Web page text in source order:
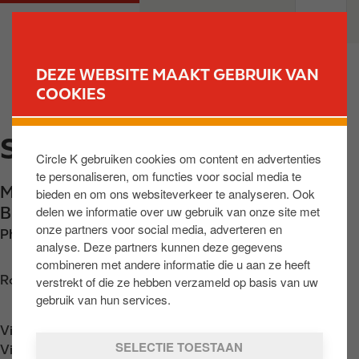
DEZE WEBSITE MAAKT GEBRUIK VAN
COOKIES
Circle K gebruiken cookies om content en advertenties
te personaliseren, om functies voor social media te
bieden en om ons websiteverkeer te analyseren. Ook
delen we informatie over uw gebruik van onze site met
onze partners voor social media, adverteren en
analyse. Deze partners kunnen deze gegevens
combineren met andere informatie die u aan ze heeft
verstrekt of die ze hebben verzameld op basis van uw
gebruik van hun services.
SELECTIE TOESTAAN
a
n
e
n
n
a
r
i
n
M
v
SCHERPENHEUVEL
Mannenberg 190,Scherpenheuvel,BE-3272
BE
Phone: +3213772101
Routebeschrijving opvragen
Vind ons op
Vind ons op
Google Play